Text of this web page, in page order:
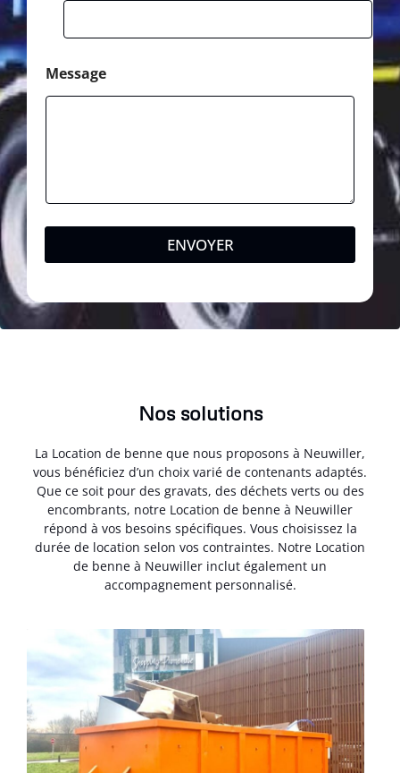
Message
ENVOYER
Nos solutions
La Location de benne que nous proposons à Neuwiller,
vous bénéficiez d’un choix varié de contenants adaptés.
Que ce soit pour des gravats, des déchets verts ou des
encombrants, notre Location de benne à Neuwiller
répond à vos besoins spécifiques. Vous choisissez la
durée de location selon vos contraintes. Notre Location
de benne à Neuwiller inclut également un
accompagnement personnalisé.